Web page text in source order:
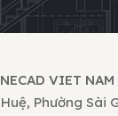
VIET NAM
Phường Sài